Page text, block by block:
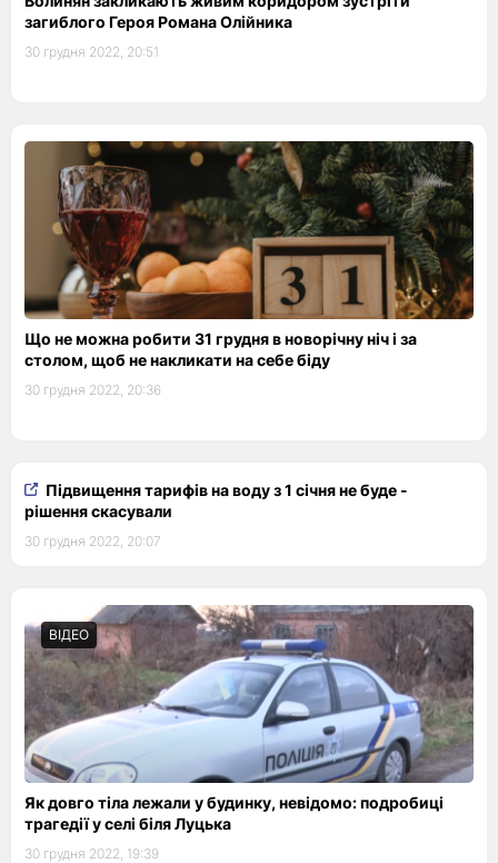
загиблого Героя Романа Олійника
30 грудня 2022, 20:51
Що не можна робити 31 грудня в новорічну ніч і за
столом, щоб не накликати на себе біду
30 грудня 2022, 20:36
Підвищення тарифів на воду з 1 січня не буде -
рішення скасували
30 грудня 2022, 20:07
ВІДЕО
Як довго тіла лежали у будинку, невідомо: подробиці
трагедії у селі біля Луцька
30 грудня 2022, 19:39